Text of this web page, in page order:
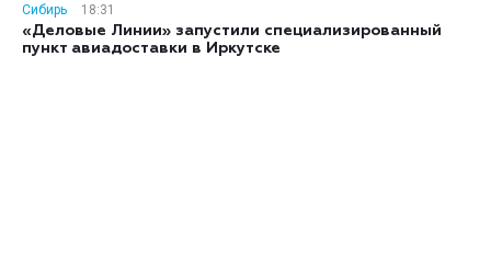
Сибирь
18:31
«Деловые Линии» запустили специализированный
пункт авиадоставки в Иркутске